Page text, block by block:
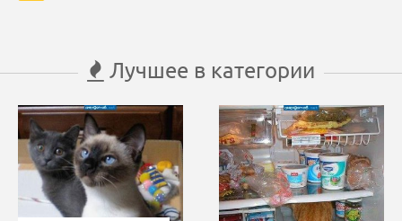
Лучшее в категории